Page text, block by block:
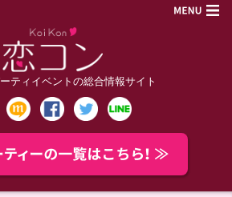
ティイベントの総合情報サイト